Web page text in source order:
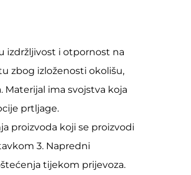
izdržljivost i otpornost na
zbog izloženosti okolišu,
ima svojstva koja
prtljage.
proizvoda koji se proizvodi
3. Napredni
tijekom prijevoza.